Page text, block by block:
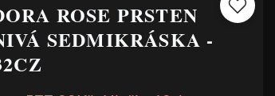
ROSE PRSTEN
SEDMIKRÁSKA -